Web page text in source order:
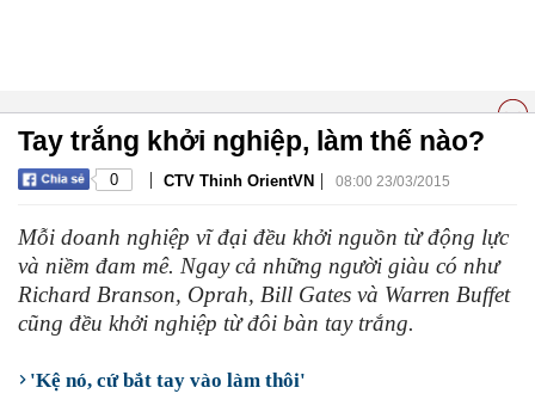
Tay trắng khởi nghiệp, làm thế nào?
0 | CTV Thinh OrientVN | 08:00 23/03/2015
Mỗi doanh nghiệp vĩ đại đều khởi nguồn từ động lực
và niềm đam mê. Ngay cả những người giàu có như
Richard Branson, Oprah, Bill Gates và Warren Buffet
cũng đều khởi nghiệp từ đôi bàn tay trắng.
'Kệ nó, cứ bắt tay vào làm thôi'